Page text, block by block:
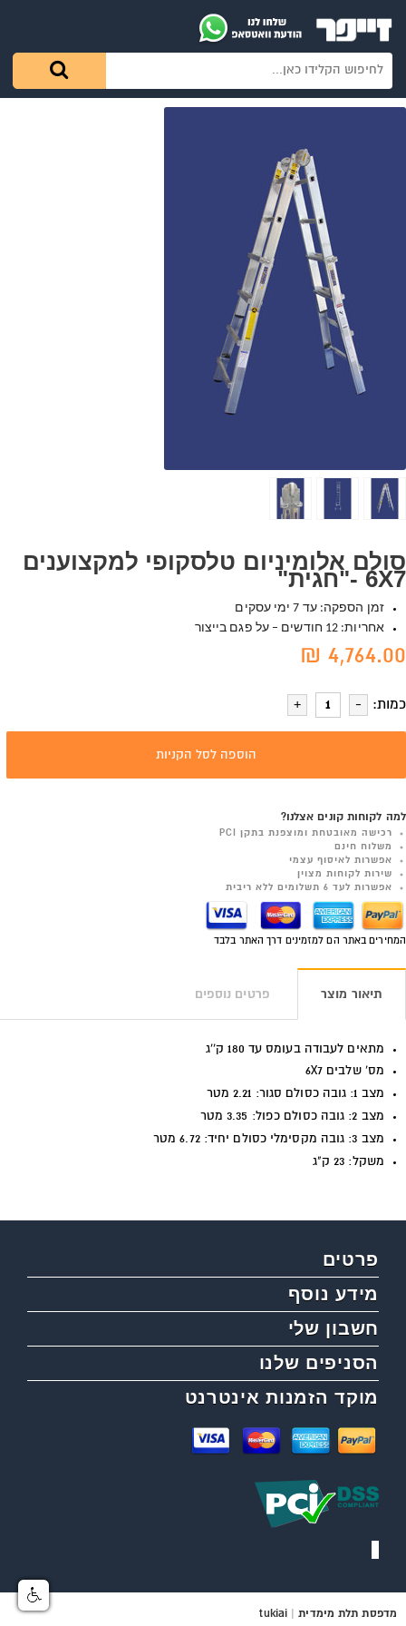
סולם אלומיניום טלסקופי למקצוענים
6X7 -"חגית"
זמן הספקה: עד 7 ימי עסקים
אחריות: 12 חודשים – על פגם בייצור
4,764.00 ₪
כמות:
הוספה לסל הקניות
למה לקוחות קונים אצלנו?
רכישה מאובטחת ומוצפנת בתקן PCI
משלוח חינם
אפשרות לאיסוף עצמי
שירות לקוחות מצוין
אפשרות לעד 6 תשלומים ללא ריבית
המחירים באתר הם למזמינים דרך האתר בלבד
תיאור מוצר פרטים נוספים
מתאים לעבודה בעומס עד 180 ק''ג
מס' שלבים 6X7
מצב 1: גובה כסולם סגור: 2.21 מטר
מצב 2: גובה כסולם כפול: 3.35 מטר
מצב 3: גובה מקסימלי כסולם יחיד: 6.72 מטר
משקל: 23 ק"ג
פרטים
מידע נוסף
חשבון שלי
הסניפים שלנו
מוקד הזמנות אינטרנט
מדפסת תלת מימדית|
tukiai